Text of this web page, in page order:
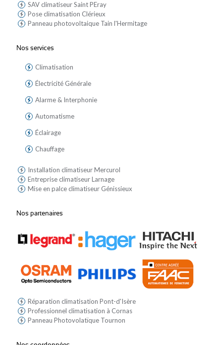
SAV climatiseur Saint PEray
Pose climatisation Clérieux
Panneau photovoltaique Tain l'Hermitage
Nos services
Climatisation
Électricité Générale
Alarme & Interphonie
Automatisme
Éclairage
Chauffage
Installation climatiseur Mercurol
Entreprise climatiseur Larnage
Mise en palce climatiseur Génissieux
Nos partenaires
Réparation climatisation Pont-d'Isère
Professionnel climatisation à Cornas
Panneau Photovolatïque Tournon